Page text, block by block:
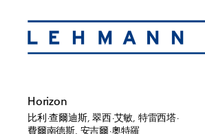
Horizon
比利·查爾迪斯, 翠西·艾敏, 特雷西塔·
費爾南德斯, 安吉爾·奧特羅